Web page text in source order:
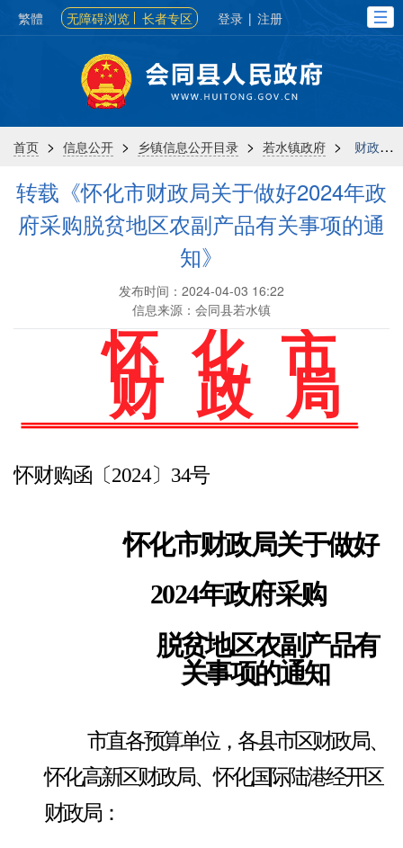
繁體 无障碍浏览 长者专区 登录 | 注册
首页 > 信息公开 > 乡镇信息公开目录 > 若水镇政府 > 财政信息
转载《怀化市财政局关于做好2024年政
府采购脱贫地区农副产品有关事项的通
知》
发布时间：2024-04-03 16:22
信息来源：会同县若水镇
怀 化 市
财 政 局
怀财购函〔2024〕34号
怀化市财政局关于做好
2024年政府采购
脱贫地区农副产品有
关事项的通知
市直各预算单位，各县市区财政局、
怀化高新区财政局、怀化国际陆港经开区
财政局：